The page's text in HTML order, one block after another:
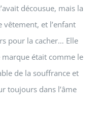
décousue, mais la
et l’enfant
pour la cacher… Elle
marque était comme le
de la souffrance et
toujours dans l’âme